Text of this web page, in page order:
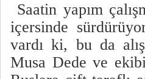
Saatin yapım
içersinde
vardı ki, bu da
Musa Dede ve